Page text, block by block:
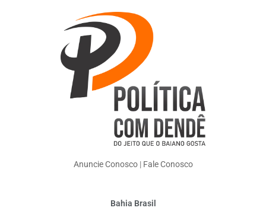
Anuncie Conosco| Fale Conosco
Bahia Brasil